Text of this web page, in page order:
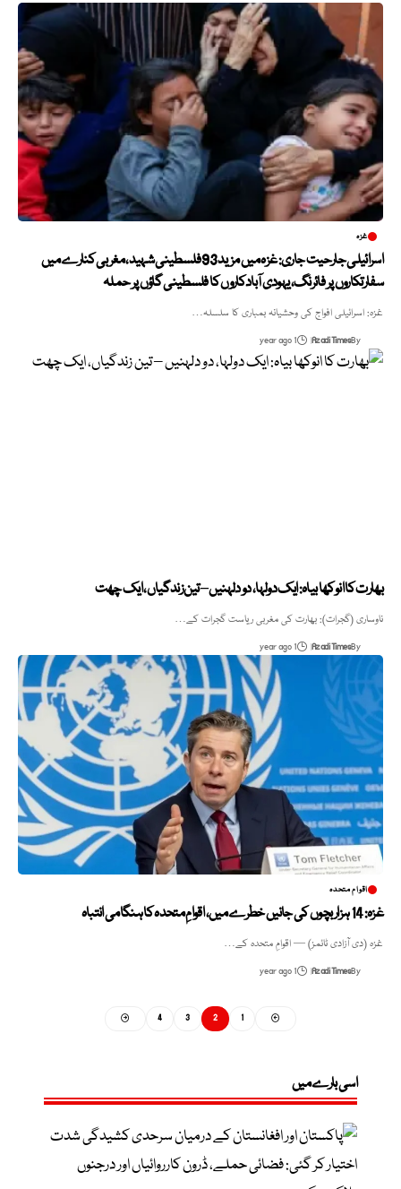
غزہ
اسرائیلی جارحیت جاری: غزہ میں مزید 93 فلسطینی شہید، مغربی کنارے میں
سفارتکاروں پر فائرنگ، یہودی آبادکاروں کا فلسطینی گاؤں پر حملہ
غزہ: اسرائیلی افواج کی وحشیانہ بمباری کا سلسلہ…
By
Azadi Times
1 year ago
بھارت کا انوکھا بیاہ: ایک دولہا، دو دلہنیں – تین زندگیاں، ایک چھت
ناوساری (گجرات): بھارت کی مغربی ریاست گجرات کے…
By
Azadi Times
1 year ago
اقوام متحدہ
غزہ: 14 ہزار بچوں کی جانیں خطرے میں، اقوامِ متحدہ کا ہنگامی انتباہ
غزہ (دی آزادی ٹائمز) — اقوامِ متحدہ کے…
By
Azadi Times
1 year ago
1
2
3
4
اسی بارے میں